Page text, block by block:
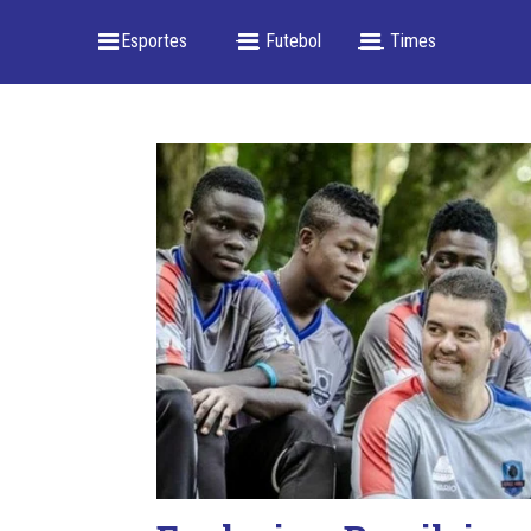
_ Esportes -- _ Futebol ___ Times